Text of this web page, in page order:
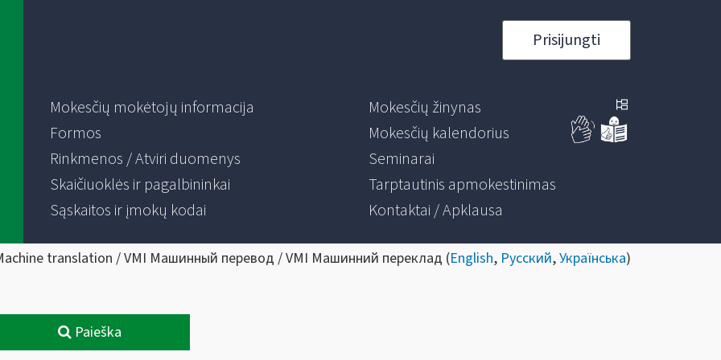
Prisijungti
Mokesčių mokėtojų informacija
Formos
Rinkmenos / Atviri duomenys
Skaičiuoklės ir pagalbininkai
Sąskaitos ir įmokų kodai
Mokesčių žinynas
Mokesčių kalendorius
Seminarai
Tarptautinis apmokestinimas
Kontaktai / Apklausa
translation / VMI Машинный перевод / VMI Машинний переклад (English, Русский,Українська)
Paieška